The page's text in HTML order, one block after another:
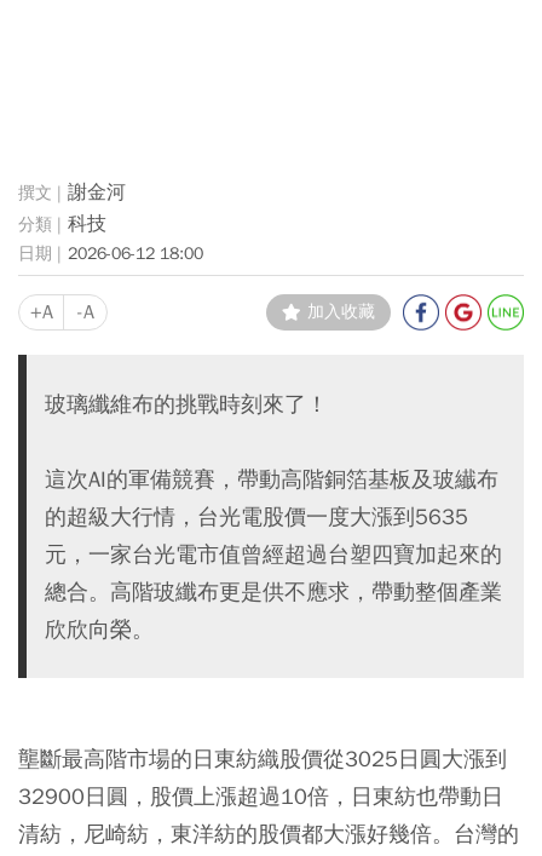
謝金河
科技
2026-06-12 18:00
+A -A 加入收藏
玻璃纖維布的挑戰時刻來了！
這次AI的軍備競賽，帶動高階銅箔基板及玻纎布
的超級大行情，台光電股價一度大漲到5635
元，一家台光電市值曾經超過台塑四寶加起來的
總合。高階玻纖布更是供不應求，帶動整個產業
欣欣向榮。
壟斷最高階市場的日東紡織股價從3025日圓大漲到
32900日圓，股價上漲超過10倍，日東紡也帶動日
清紡，尼崎紡，東洋紡的股價都大漲好幾倍。台灣的